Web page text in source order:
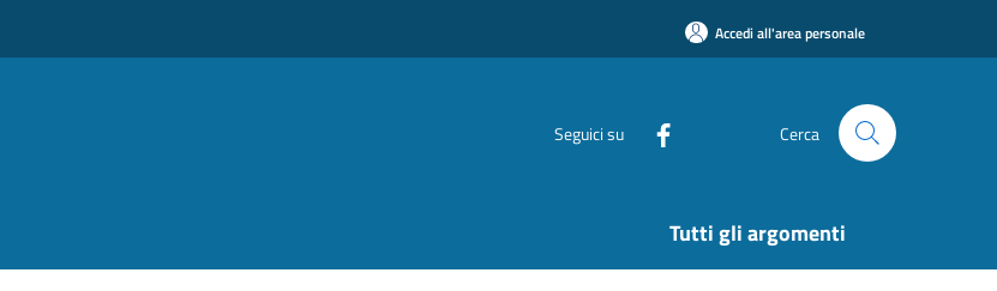
Accedi all'area personale
Seguici su Cerca
Tutti gli argomenti